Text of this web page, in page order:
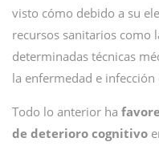
visto cómo debido a su
recursos sanitarios como
determinadas técnicas
la enfermedad e
Todo lo anterior ha
de deterioro cognitivo